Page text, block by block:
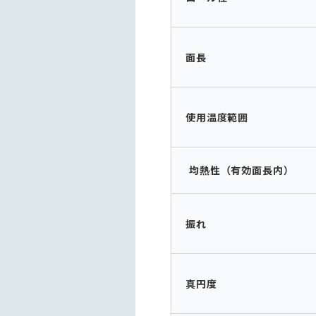
面長
使用温度範囲
均熱性（有効面長内）
振れ
真円度